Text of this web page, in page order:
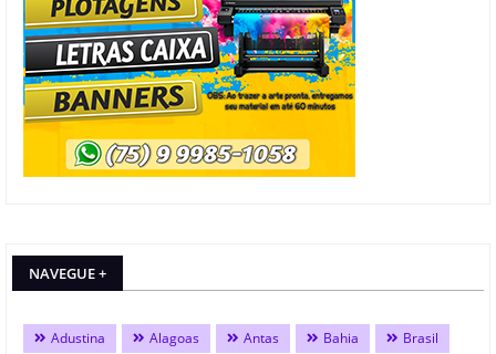
NAVEGUE +
Adustina Alagoas Antas Bahia Brasil